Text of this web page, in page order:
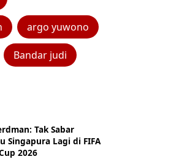
argo yuwono
Bandar judi
Tak Sabar
Singapura Lagi di FIFA
2026